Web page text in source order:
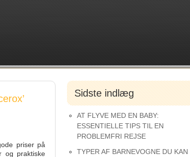
priser på
og praktiske
Sidste indlæg
AT FLYVE MED EN BABY:
ESSENTIELLE TIPS TIL EN
PROBLEMFRI REJSE
TYPER AF BARNEVOGNE DU KAN